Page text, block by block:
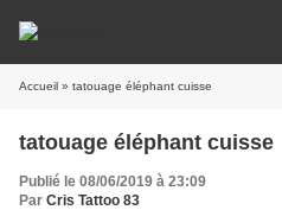
Accueil » tatouage éléphant cuisse
tatouage éléphant cuisse
Publié le 08/06/2019 à 23:09
Par Cris Tattoo 83